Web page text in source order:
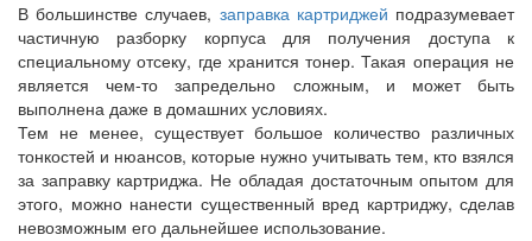
В большинстве случаев, заправка картриджей подразумевает
частичную разборку корпуса для получения доступа к
специальному отсеку, где хранится тонер. Такая операция не
является чем-то запредельно сложным, и может быть
выполнена даже в домашних условиях.
Тем не менее, существует большое количество различных
тонкостей и нюансов, которые нужно учитывать тем, кто взялся
за заправку картриджа. Не обладая достаточным опытом для
этого, можно нанести существенный вред картриджу, сделав
невозможным его дальнейшее использование.